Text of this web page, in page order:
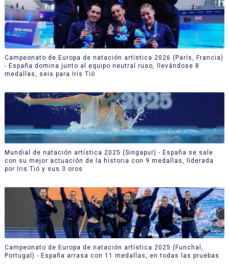
Campeonato de Europa de natación artística 2026 (París, Francia)
- España domina junto al equipo neutral ruso, llevándose 8
medallas, seis para Iris Tió
Mundial de natación artística 2025 (Singapur) - España se sale
con su mejor actuación de la historia con 9 medallas, liderada
por Iris Tió y sus 3 oros
Campeonato de Europa de natación artística 2025 (Funchal,
Portugal) - España arrasa con 11 medallas, en todas las pruebas